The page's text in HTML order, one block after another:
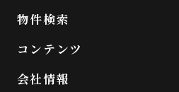
物件検索
コンテンツ
会社情報